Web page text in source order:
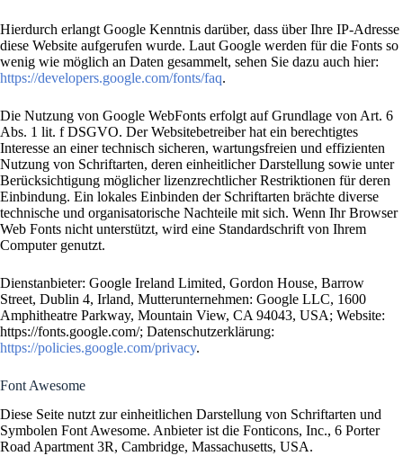
Hierdurch erlangt Google Kenntnis darüber, dass über Ihre IP-Adresse
diese Website aufgerufen wurde. Laut Google werden für die Fonts so
wenig wie möglich an Daten gesammelt, sehen Sie dazu auch hier:
https://developers.google.com/fonts/faq.
Die Nutzung von Google WebFonts erfolgt auf Grundlage von Art. 6
Abs. 1 lit. f DSGVO. Der Websitebetreiber hat ein berechtigtes
Interesse an einer technisch sicheren, wartungsfreien und effizienten
Nutzung von Schriftarten, deren einheitlicher Darstellung sowie unter
Berücksichtigung möglicher lizenzrechtlicher Restriktionen für deren
Einbindung. Ein lokales Einbinden der Schriftarten brächte diverse
technische und organisatorische Nachteile mit sich. Wenn Ihr Browser
Web Fonts nicht unterstützt, wird eine Standardschrift von Ihrem
Computer genutzt.
Dienstanbieter: Google Ireland Limited, Gordon House, Barrow
Street, Dublin 4, Irland, Mutterunternehmen: Google LLC, 1600
Amphitheatre Parkway, Mountain View, CA 94043, USA; Website:
https://fonts.google.com/; Datenschutzerklärung:
https://policies.google.com/privacy.
Font Awesome
Diese Seite nutzt zur einheitlichen Darstellung von Schriftarten und
Symbolen Font Awesome. Anbieter ist die Fonticons, Inc., 6 Porter
Road Apartment 3R, Cambridge, Massachusetts, USA.